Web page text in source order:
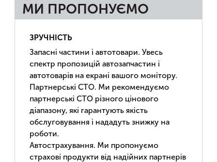
МИ ПРОПОНУЄМО
ЗРУЧНІСТЬ
Запасні частини і автотовари. Увесь
спектр пропозицій автозапчастин і
автотоварів на екрані вашого монітору.
Партнерські СТО. Ми рекомендуємо
партнерські СТО різного цінового
діапазону, які гарантують якість
обслуговування і нададуть знижку на
роботи.
Автострахування. Ми пропонуємо
страхові продукти від надійних партнерів